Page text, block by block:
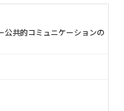
公共的コミュニケーションの